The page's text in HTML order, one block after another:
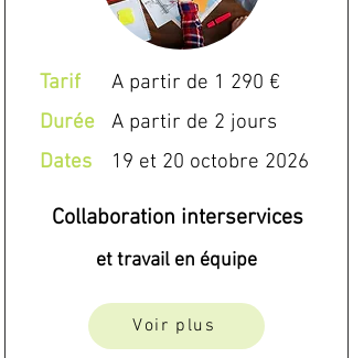
Tarif
A partir de 1 290 €
Durée
A partir de 2 jours
Dates
19 et 20 octobre 2026
Collaboration interservices
et travail en équipe
Voir plus